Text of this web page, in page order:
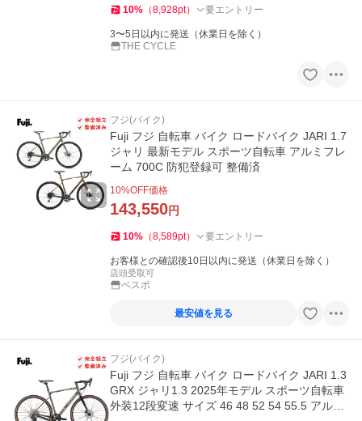
10% （8,928pt） 要エントリー
3〜5日以内に発送（休業日を除く）
THE CYCLE
フジ(バイク)
Fuji フジ 自転車 バイク ロードバイク JARI 1.7
ジャリ 最新モデル スポーツ自転車 アルミフレ
ーム 700C 防犯登録可 整備済
10%OFF価格
143,550円
10% （8,589pt） 要エントリー
お客様との確認後10日以内に発送（休業日を除く）
店頭受取可
ベスポ
最安値を見る
フジ(バイク)
Fuji フジ 自転車 バイク ロードバイク JARI 1.3
GRX ジャリ1.3 2025年モデル スポーツ自転車
外装12段変速 サイズ 46 48 52 54 55.5 アルミ